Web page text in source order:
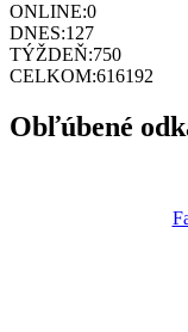
ONLINE:0
DNES:127
TÝŽDEŇ:750
CELKOM:616192
Obľúbené